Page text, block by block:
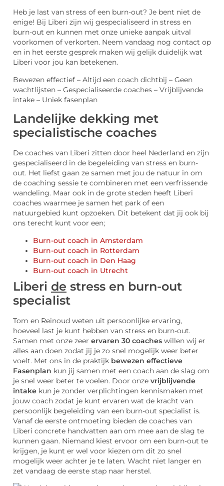
Heb je last van stress of een burn-out? Je bent niet de
enige! Bij Liberi zijn wij gespecialiseerd in stress en
burn-out en kunnen met onze unieke aanpak uitval
voorkomen of verkorten. Neem vandaag nog contact op
en in het eerste gesprek maken wij gelijk duidelijk wat
Liberi voor jou kan betekenen.
Bewezen effectief – Altijd een coach dichtbij – Geen
wachtlijsten – Gespecialiseerde coaches – Vrijblijvende
intake – Uniek fasenplan
Landelijke dekking met
specialistische coaches
De coaches van Liberi zitten door heel Nederland en zijn
gespecialiseerd in de begeleiding van stress en burn-
out. Het liefst gaan ze samen met jou de natuur in om
de coaching sessie te combineren met een verfrissende
wandeling. Maar ook in de grote steden heeft Liberi
coaches waarmee je samen het park of een
natuurgebied kunt opzoeken. Dit betekent dat jij ook bij
ons terecht kunt voor een;
Burn-out coach in Amsterdam
Burn-out coach in Rotterdam
Burn-out coach in Den Haag
Burn-out coach in Utrecht
Liberi de stress en burn-out
specialist
Tom en Reinoud weten uit persoonlijke ervaring,
hoeveel last je kunt hebben van stress en burn-out.
Samen met onze zeer ervaren 30 coaches willen wij er
alles aan doen zodat jij je zo snel mogelijk weer beter
voelt. Met ons in de praktijk bewezen effectieve
Fasenplan kun jij samen met een coach aan de slag om
je snel weer beter te voelen. Door onze vrijblijvende
intake kun je zonder verplichtingen kennismaken met
jouw coach zodat je kunt ervaren wat de kracht van
persoonlijk begeleiding van een burn-out specialist is.
Vanaf de eerste ontmoeting bieden de coaches van
Liberi concrete handvatten aan om mee aan de slag te
kunnen gaan. Niemand kiest ervoor om een burn-out te
krijgen, je kunt er wel voor kiezen om dit zo snel
mogelijk weer achter je te laten. Wacht niet langer en
zet vandaag de eerste stap naar herstel.